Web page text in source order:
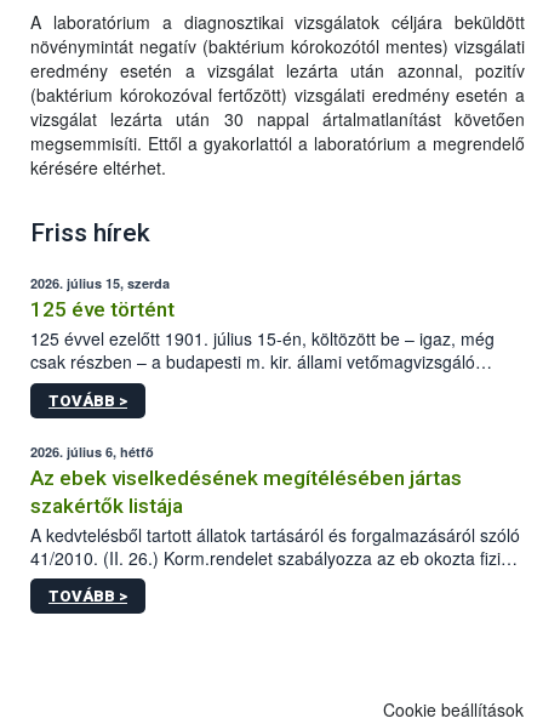
A laboratórium a diagnosztikai vizsgálatok céljára beküldött
növénymintát negatív (baktérium kórokozótól mentes) vizsgálati
eredmény esetén a vizsgálat lezárta után azonnal, pozitív
(baktérium kórokozóval fertőzött) vizsgálati eredmény esetén a
vizsgálat lezárta után 30 nappal ártalmatlanítást követően
megsemmisíti. Ettől a gyakorlattól a laboratórium a megrendelő
kérésére eltérhet.
Friss hírek
2026. július 15, szerda
125 éve történt
125 évvel ezelőtt 1901. július 15-én, költözött be – igaz, még
csak részben – a budapesti m. kir. állami vetőmagvizsgáló
állomás a Kis Rókus utca 15. szám alatti, Czigler Győző által
tervezett új épületébe.
TOVÁBB >
2026. július 6, hétfő
Az ebek viselkedésének megítélésében jártas
szakértők listája
A kedvtelésből tartott állatok tartásáról és forgalmazásáról szóló
41/2010. (II. 26.) Korm.rendelet szabályozza az eb okozta fizikai
sérülés, illetve ennek veszélye keletkezésekor felmerülő
hatósági feladatokat, valamint a veszélyes eb tartását és annak
TOVÁBB >
Cookie beállítások